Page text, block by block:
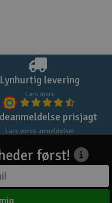
Lynhurtig levering
Læs mere
prisjagt
Læs vores anmeldelser
først!